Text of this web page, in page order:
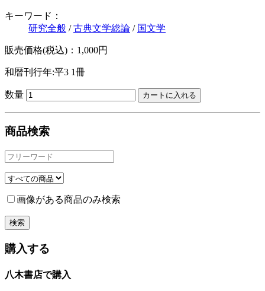
キーワード：
研究全般 /古典文学総論 / 国文学
販売価格(税込)：1,000円
和暦刊行年:平3 1冊
数量
商品検索
画像がある商品のみ検索
購入する
八木書店で購入